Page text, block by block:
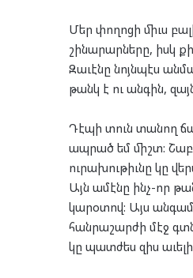
Մեր փողոցի միւս
շինարարները, իսկ
Զաւէնը նոյնպէս
թանկ է ու անգին,
Դէպի տուն տանող
ապրած եմ միշտ:
ուրախութիւնը կը
Այն ամէնը ինչ-որ
կարօտով: Այս
հանրաշարժի մէջ
կը պատժես զիս